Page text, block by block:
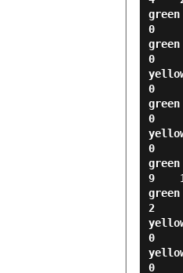
0
0
0
0
0
9
2
0
0